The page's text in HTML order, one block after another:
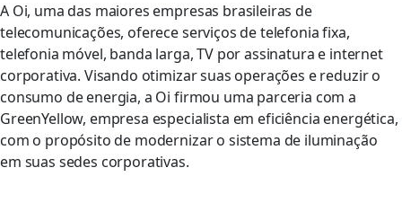
A Oi, uma das maiores empresas brasileiras de
telecomunicações, oferece serviços de telefonia fixa,
telefonia móvel, banda larga, TV por assinatura e internet
corporativa. Visando otimizar suas operações e reduzir o
consumo de energia, a Oi firmou uma parceria com a
GreenYellow, empresa especialista em eficiência energética,
com o propósito de modernizar o sistema de iluminação
em suas sedes corporativas.